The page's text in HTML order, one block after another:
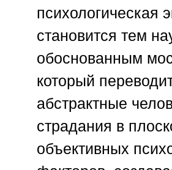
психологическая
становится тем
обоснованным
который
абстрактные
страдания в
объективных